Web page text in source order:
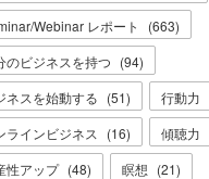
Webinar レポート
(663)
のビジネスを持つ (94)
ネスを始動する (51) 行動力
ラインビジネス
(16) 傾聴力
性アップ (48) 瞑想 (21)